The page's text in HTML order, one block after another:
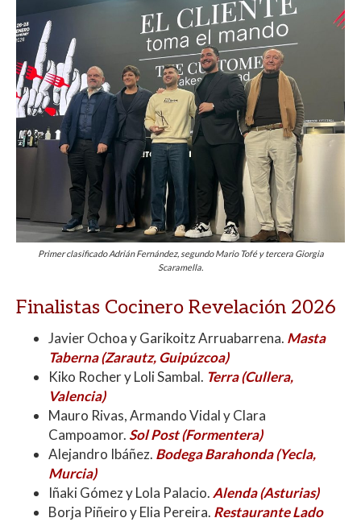
Primer clasificado Adrián Fernández, segundo Mario Tofé y tercera Giorgia
Scaramella.
Finalistas Cocinero Revelación 2026
Javier Ochoa y Garikoitz Arruabarrena. Masta
Taberna (Zarautz, Guipúzcoa)
Kiko Rocher y Loli Sambal. Terra (Cullera,
Valencia)
Mauro Rivas, Armando Vidal y Clara
Campoamor.Sol Post (Formentera)
Alejandro Ibáñez. Bodega Barahonda (Yecla,
Murcia)
Iñaki Gómez y Lola Palacio. Alenda (Asturias)
Borja Piñeiro y Elia Pereira. Restaurante Lado